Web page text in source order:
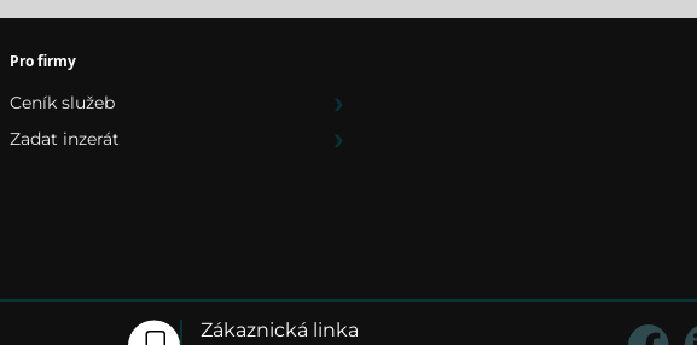
Pro firmy
Ceník služeb
Zadat inzerát
Zákaznická linka